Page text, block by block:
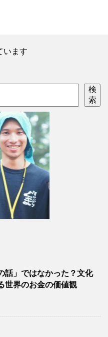
います
検
索
話」ではなかった？文化
世界のお金の価値観